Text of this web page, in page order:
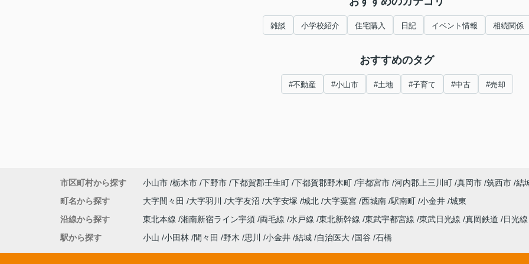
雑談 小学校紹介 住宅購入 日記 イベント情報 相続関係
おすすめのタグ
#不動産 #小山市 #土地 #子育て #中古 #売却
市区町村から探す 小山市 栃木市 下野市 下都賀郡壬生町 下都賀郡野木町 宇都宮市 河内郡上三川町 真岡市 筑西市 結
町名から探す
大字間々田 大字羽川 大字友沼 大字安塚 城北 大字粟宮 西城南 駅南町 小金井 城東
沿線から探す
東北本線 湘南新宿ライン宇須 両毛線 水戸線 東北新幹線 東武宇都宮線 東武日光線 真岡鉄道 日光線
駅から探す
小山 小田林 間々田 野木 思川 小金井 結城 自治医大 国谷 石橋